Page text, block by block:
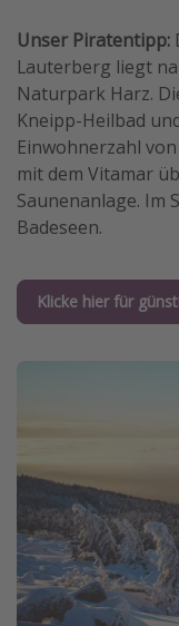
Unser Piratentipp:
Lauterberg liegt
Naturpark Harz.
Kneipp-Heilbad
Einwohnerzahl
mit dem Vitamar
Saunenanlage. Im
Badeseen.
Klicke hier für